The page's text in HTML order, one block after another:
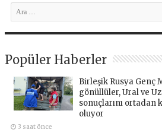
Popüler Haberler
Birleşik Rusya Genç
gönüllüler, Ural ve
sonuçlarını ortadan
oluyor
3 saat önce